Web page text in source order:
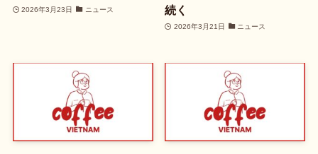
2026年3月23日 ニュース
続く
2026年3月21日 ニュース